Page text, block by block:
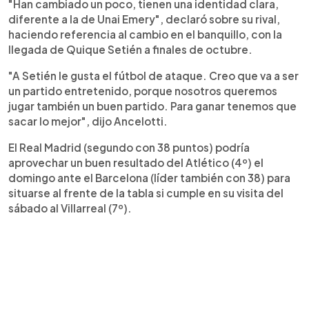
"Han cambiado un poco, tienen una identidad clara,
diferente a la de Unai Emery", declaró sobre su rival,
haciendo referencia al cambio en el banquillo, con la
llegada de Quique Setién a finales de octubre.
"A Setién le gusta el fútbol de ataque. Creo que va a ser
un partido entretenido, porque nosotros queremos
jugar también un buen partido. Para ganar tenemos que
sacar lo mejor", dijo Ancelotti.
El Real Madrid (segundo con 38 puntos) podría
aprovechar un buen resultado del Atlético (4º) el
domingo ante el Barcelona (líder también con 38) para
situarse al frente de la tabla si cumple en su visita del
sábado al Villarreal (7º).